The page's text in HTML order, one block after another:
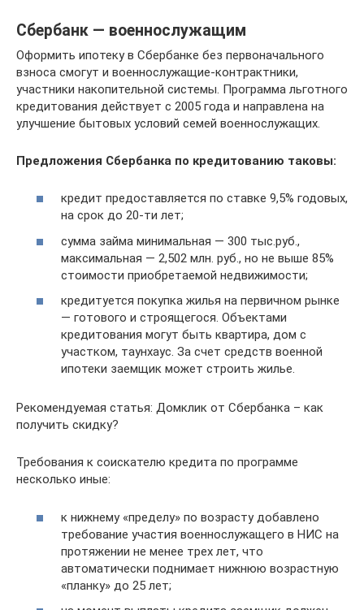
Сбербанк — военнослужащим
Оформить ипотеку в Сбербанке без первоначального
взноса смогут и военнослужащие-контрактники,
участники накопительной системы. Программа льготного
кредитования действует с 2005 года и направлена на
улучшение бытовых условий семей военнослужащих.
Предложения Сбербанка по кредитованию таковы:
кредит предоставляется по ставке 9,5% годовых,
на срок до 20-ти лет;
сумма займа минимальная — 300 тыс.руб.,
максимальная — 2,502 млн. руб., но не выше 85%
стоимости приобретаемой недвижимости;
кредитуется покупка жилья на первичном рынке
— готового и строящегося. Объектами
кредитования могут быть квартира, дом с
участком, таунхаус. За счет средств военной
ипотеки заемщик может строить жилье.
Рекомендуемая статья: Домклик от Сбербанка – как
получить скидку?
Требования к соискателю кредита по программе
несколько иные:
к нижнему «пределу» по возрасту добавлено
требование участия военнослужащего в НИС на
протяжении не менее трех лет, что
автоматически поднимает нижнюю возрастную
«планку» до 25 лет;